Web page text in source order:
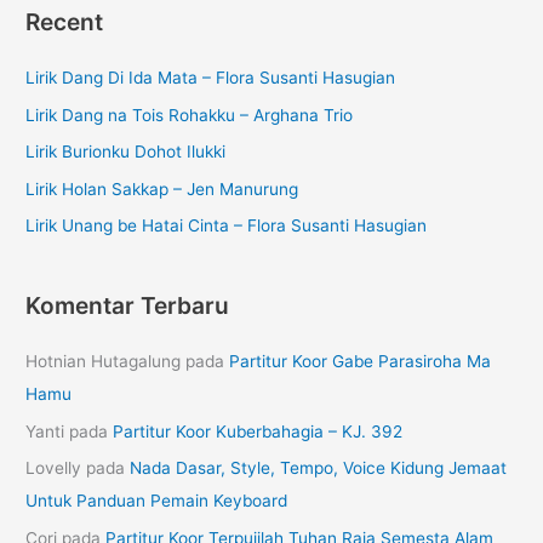
Recent
Lirik Dang Di Ida Mata – Flora Susanti Hasugian
Lirik Dang na Tois Rohakku – Arghana Trio
Lirik Burionku Dohot Ilukki
Lirik Holan Sakkap – Jen Manurung
Lirik Unang be Hatai Cinta – Flora Susanti Hasugian
Komentar Terbaru
Hotnian Hutagalung pada Partitur Koor Gabe Parasiroha Ma
Hamu
Yanti pada Partitur Koor Kuberbahagia – KJ. 392
Lovelly pada Nada Dasar, Style, Tempo, Voice Kidung Jemaat
Untuk Panduan Pemain Keyboard
Cori pada Partitur Koor Terpujilah Tuhan Raja Semesta Alam